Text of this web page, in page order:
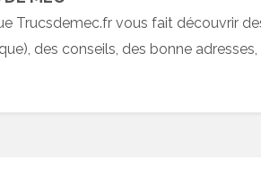
Trucsdemec.fr vous fait découvrir
des conseils, des bonne